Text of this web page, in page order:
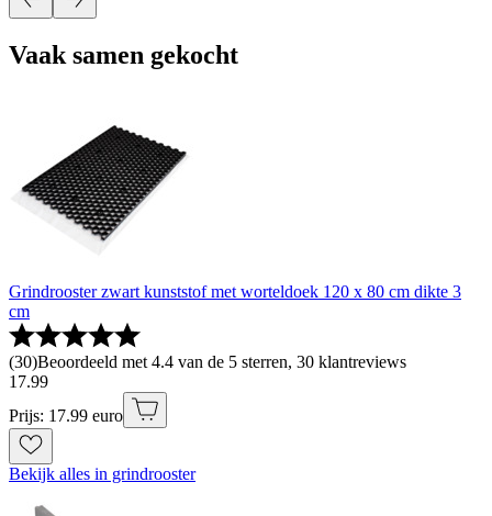
Vaak samen gekocht
Grindrooster zwart kunststof met worteldoek 120 x 80 cm dikte 3
cm
(30)Beoordeeld met 4.4 van de 5 sterren, 30 klantreviews
17.99
Prijs: 17.99 euro
Bekijk alles in grindrooster